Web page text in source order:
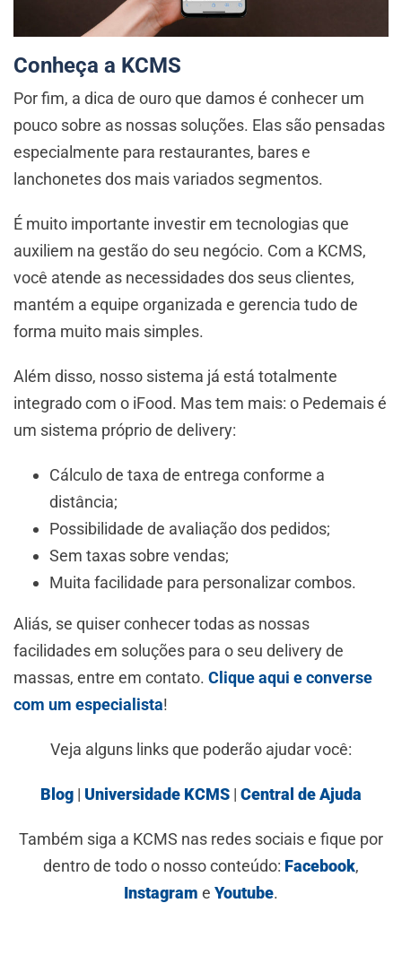
Conheça a KCMS
Por fim, a dica de ouro que damos é conhecer um
pouco sobre as nossas soluções. Elas são pensadas
especialmente para restaurantes, bares e
lanchonetes dos mais variados segmentos.
É muito importante investir em tecnologias que
auxiliem na gestão do seu negócio. Com a KCMS,
você atende as necessidades dos seus clientes,
mantém a equipe organizada e gerencia tudo de
forma muito mais simples.
Além disso, nosso sistema já está totalmente
integrado com o iFood. Mas tem mais: o Pedemais é
um sistema próprio de delivery:
Cálculo de taxa de entrega conforme a
distância;
Possibilidade de avaliação dos pedidos;
Sem taxas sobre vendas;
Muita facilidade para personalizar combos.
Aliás, se quiser conhecer todas as nossas
facilidades em soluções para o seu delivery de
massas, entre em contato. Clique aqui e converse
com um especialista!
Veja alguns links que poderão ajudar você:
Blog | Universidade KCMS | Central de Ajuda
Também siga a KCMS nas redes sociais e fique por
dentro de todo o nosso conteúdo: Facebook,
Instagram e Youtube.